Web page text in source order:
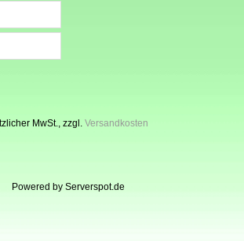
MwSt., zzgl. Versandkosten
Powered by Serverspot.de